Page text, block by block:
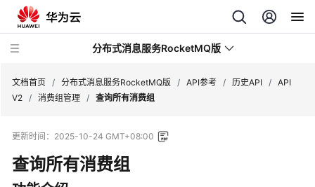
分布式消息服务RocketMQ版
新
动
态
文档首页 / 分布式消息服务RocketMQ版 / API参考 / 历史API / API
V2 / 消费组管理 / 查询所有消费组
更新时间： 2025-10-24 GMT+08:00
查询所有消费组